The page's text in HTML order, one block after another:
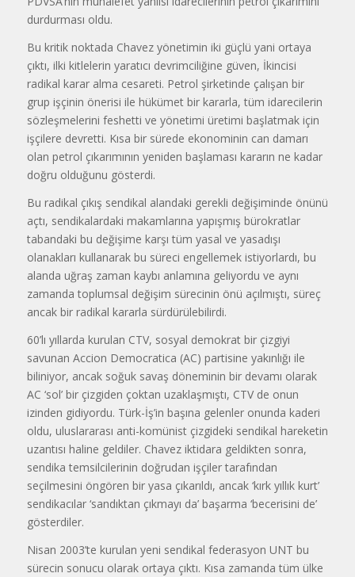
durdurması oldu.
Bu kritik noktada Chavez yöne­timin iki güçlü yani ortaya
çıktı, ilki kitlelerin yaratıcı devrimciliğine gü­ven, İkincisi
radikal karar alma cesa­reti. Petrol şirketinde çalışan bir
grup işçinin önerisi ile hükümet bir kararla, tüm idarecilerin
sözleşmele­rini feshetti ve yönetimi üretimi baş­latmak için
işçilere devretti. Kısa bir sürede ekonominin can damarı
olan petrol çıkarımının yeniden başlama­sı kararın ne kadar
doğru olduğunu gösterdi.
Bu radikal çıkış sendikal alandaki gerekli değişiminde önünü
açtı, sen­dikalardaki makamlarına yapışmış bürokratlar
tabandaki bu değişime karşı tüm yasal ve yasadışı
olanakları kullanarak bu süreci engellemek istiyorlardı, bu
alanda uğraş zaman kay­bı anlamına geliyordu ve aynı
zaman­da toplumsal değişim sürecinin önü açılmıştı, süreç
ancak bir radikal karar­la sürdürülebilirdi.
60’lı yıllarda kurulan CTV, sosyal demokrat bir çizgiyi
savunan Accion Democratica (AC) partisine yakınlığı ile
biliniyor, ancak soğuk savaş döne­minin bir devamı olarak
AC ‘sol’ bir çizgiden çoktan uzaklaşmıştı, CTV de onun
izinden gidiyordu. Türk-İş’in başına gelenler onunda kaderi
oldu, uluslararası anti-komünist çizgideki sendikal hareketin
uzantısı haline gel­diler. Chavez iktidara geldikten sonra,
sendika temsilcilerinin doğrudan işçi­ler tarafından
seçilmesini öngören bir yasa çıkarıldı, ancak ‘kırk yıllık kurt’
sendikacılar ‘sandıktan çıkmayı da’ başarma ‘becerisini de’
gösterdiler.
Nisan 2003’te kurulan yeni sendi­kal federasyon UNT bu
sürecin sonu­cu olarak ortaya çıktı. Kısa zamanda tüm ülke